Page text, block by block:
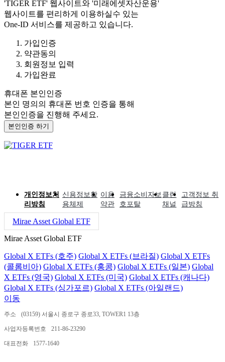
'TIGER ETF' 웹사이트와 '미래에셋자산운용'
웹사이트를 편리하게 이용하실수 있는
One-ID 서비스를 제공하고 있습니다.
가입인증
약관동의
회원정보 입력
가입완료
휴대폰 본인인증
본인 명의의 휴대폰 번호 인증을 통해
본인인증을 진행해 주세요.
본인인증 하기
개인정보처
리방침
신용정보활
용체제
이용
약관
금융소비자보
호포탈
클린
채널
고객정보 취
급방침
Mirae Asset Global ETF
Mirae Asset Global ETF
Global X ETFs (호주) Global X ETFs (브라질) Global X ETFs
(콜롬비아) Global X ETFs (홍콩) Global X ETFs (일본) Global
X ETFs (영국) Global X ETFs (미국) Global X ETFs (캐나다)
Global X ETFs (싱가포르) Global X ETFs (아일랜드)
이동
주소 (03159) 서울시 종로구 종로33, TOWER1 13층
사업자등록번호 211-86-23290
대표전화 1577-1640